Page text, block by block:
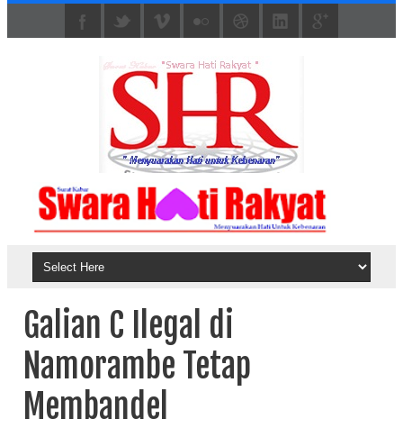
Galian C Ilegal di
Namorambe Tetap
Membandel